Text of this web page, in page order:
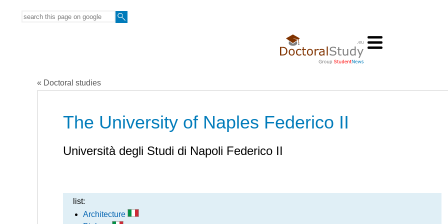
« Doctoral studies
The University of Naples Federico II
Università degli Studi di Napoli Federico II
list:
Architecture